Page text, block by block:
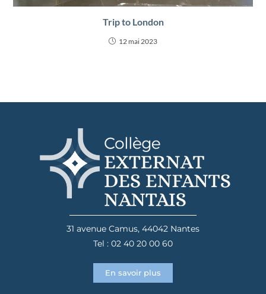
Trip to London
12 mai 2023
31 avenue Camus, 44042 Nantes
Tel : 02 40 20 00 60
En savoir plus